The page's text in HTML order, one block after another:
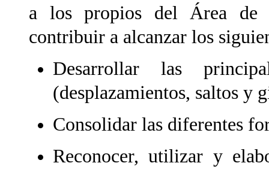
a los propios del Área de
contribuir a alcanzar los
Desarrollar las
(desplazamientos, saltos y
Consolidar las diferentes
Reconocer, utilizar y